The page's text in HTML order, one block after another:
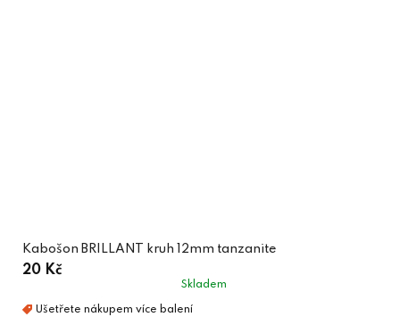
Kabošon BRILLANT kruh 12mm tanzanite
20 Kč
Skladem